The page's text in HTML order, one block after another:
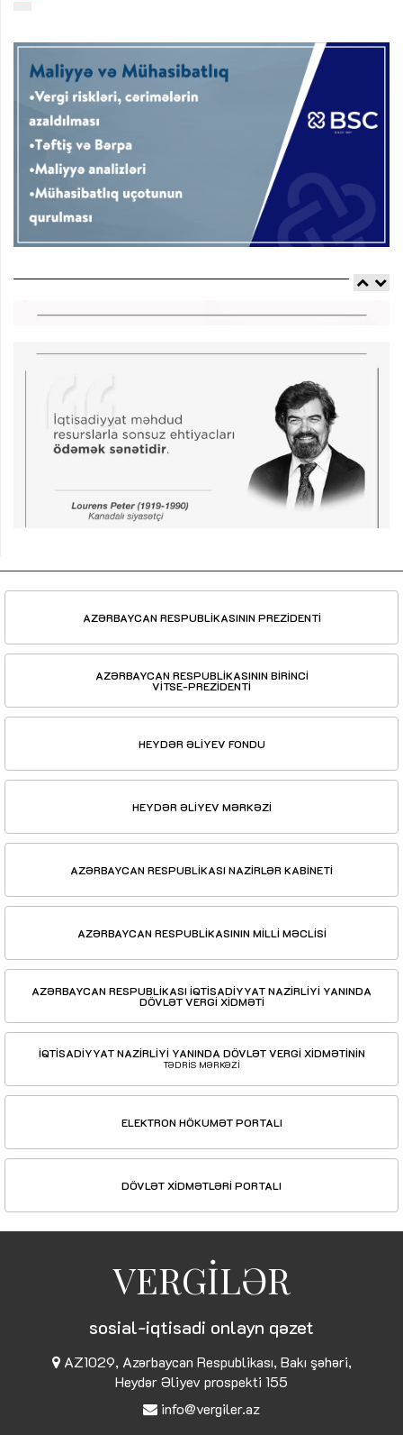
AZƏRBAYCAN RESPUBLİKASININ PREZİDENTİ
AZƏRBAYCAN RESPUBLİKASININ BİRİNCİ
VİTSE-PREZİDENTİ
HEYDƏR ƏLİYEV FONDU
HEYDƏR ƏLİYEV MƏRKƏZİ
AZƏRBAYCAN RESPUBLİKASI NAZİRLƏR KABİNETİ
AZƏRBAYCAN RESPUBLİKASININ MİLLİ MƏCLİSİ
AZƏRBAYCAN RESPUBLİKASI İQTİSADİYYAT NAZİRLİYİ YANINDA
DÖVLƏT VERGİ XİDMƏTİ
İQTİSADİYYAT NAZİRLİYİ YANINDA DÖVLƏT VERGİ XİDMƏTİNİN
TƏDRİS MƏRKƏZİ
ELEKTRON HÖKUMƏT PORTALI
DÖVLƏT XİDMƏTLƏRİ PORTALI
VERGİLƏR
sosial-iqtisadi onlayn qəzet
AZ1029, Azərbaycan Respublikası, Bakı şəhəri,
Heydər Əliyev prospekti 155
info@vergiler.az